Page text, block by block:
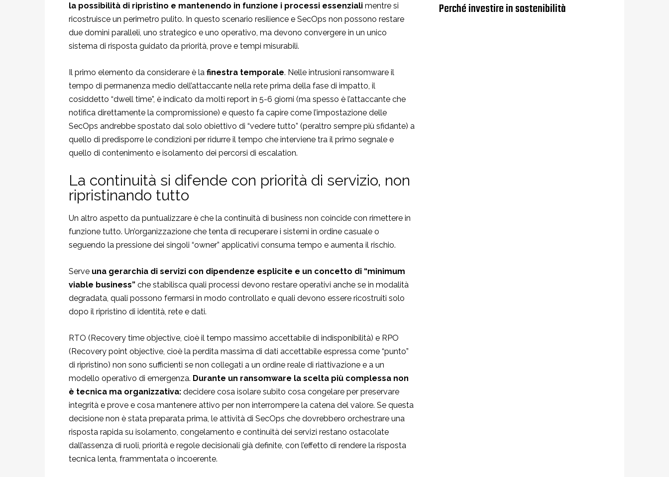
la possibilità di ripristino e mantenendo in funzione i processi essenziali mentre si
ricostruisce un perimetro pulito. In questo scenario resilience e SecOps non possono restare
due domini paralleli, uno strategico e uno operativo, ma devono convergere in un unico
sistema di risposta guidato da priorità, prove e tempi misurabili.
Il primo elemento da considerare è la finestra temporale. Nelle intrusioni ransomware il
tempo di permanenza medio dell’attaccante nella rete prima della fase di impatto, il
cosiddetto “dwell time”, è indicato da molti report in 5-6 giorni (ma spesso è l’attaccante che
notifica direttamente la compromissione) e questo fa capire come l’impostazione delle
SecOps andrebbe spostato dal solo obiettivo di “vedere tutto” (peraltro sempre più sfidante) a
quello di predisporre le condizioni per ridurre il tempo che interviene tra il primo segnale e
quello di contenimento e isolamento dei percorsi di escalation.
La continuità si difende con priorità di servizio, non
ripristinando tutto
Un altro aspetto da puntualizzare è che la continuità di business non coincide con rimettere in
funzione tutto. Un’organizzazione che tenta di recuperare i sistemi in ordine casuale o
seguendo la pressione dei singoli “owner” applicativi consuma tempo e aumenta il rischio.
Serve una gerarchia di servizi con dipendenze esplicite e un concetto di “minimum
viable business” che stabilisca quali processi devono restare operativi anche se in modalità
degradata, quali possono fermarsi in modo controllato e quali devono essere ricostruiti solo
dopo il ripristino di identità, rete e dati.
RTO (Recovery time objective, cioè il tempo massimo accettabile di indisponibilità) e RPO
(Recovery point objective, cioè la perdita massima di dati accettabile espressa come “punto”
di ripristino) non sono sufficienti se non collegati a un ordine reale di riattivazione e a un
modello operativo di emergenza. Durante un ransomware la scelta più complessa non
è tecnica ma organizzativa: decidere cosa isolare subito cosa congelare per preservare
integrità e prove e cosa mantenere attivo per non interrompere la catena del valore. Se questa
decisione non è stata preparata prima, le attività di SecOps che dovrebbero orchestrare una
risposta rapida su isolamento, congelamento e continuità dei servizi restano ostacolate
dall’assenza di ruoli, priorità e regole decisionali già definite, con l’effetto di rendere la risposta
tecnica lenta, frammentata o incoerente.
Perché investire in sostenibilità